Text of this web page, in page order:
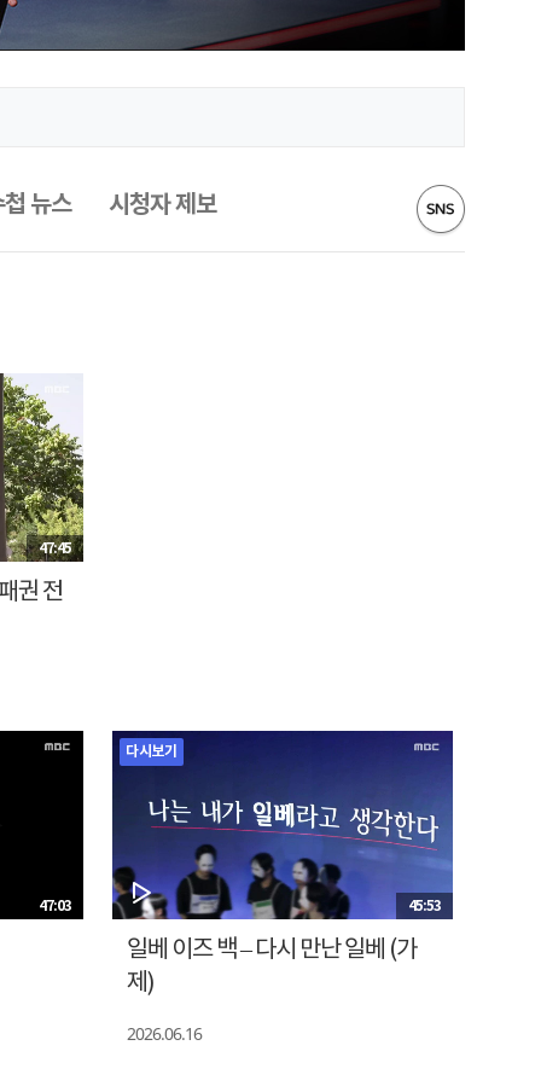
뉴스 시청자 제보
47:45
권 전
47:03
다시보기
45:53
일베 이즈 백 – 다시 만난 일베 (가
제)
2026.06.16